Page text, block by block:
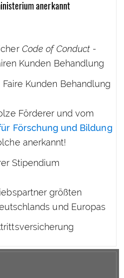
anerkannt
Code of Conduct -
Kunden Behandlung
Förderer und vom
Förschung und Bildung
anerkannt!
größten
und Europas